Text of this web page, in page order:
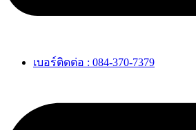
เบอร์ติดต่อ : 084-370-7379